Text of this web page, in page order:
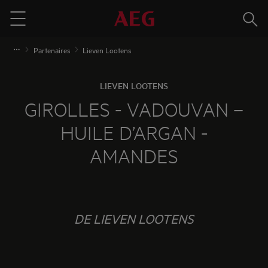
Menu
Partenaires Lieven Lootens
LIEVEN LOOTENS
GIROLLES - VADOUVAN –
HUILE D’ARGAN -
AMANDES
DE LIEVEN LOOTENS